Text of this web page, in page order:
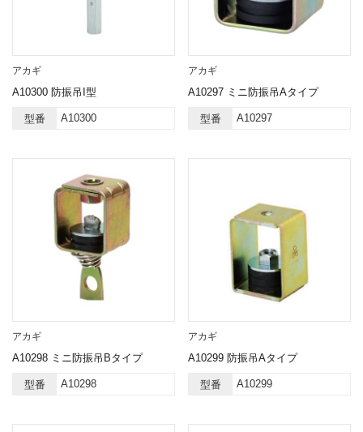
アカギ
A10300 防振吊I型
型番 A10300
アカギ
A10297 ミニ防振吊Aタイプ
型番 A10297
アカギ
A10298 ミニ防振吊Bタイプ
型番 A10298
アカギ
A10299 防振吊Aタイプ
型番 A10299